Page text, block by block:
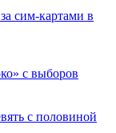
сим-картами в
с выборов
с половиной